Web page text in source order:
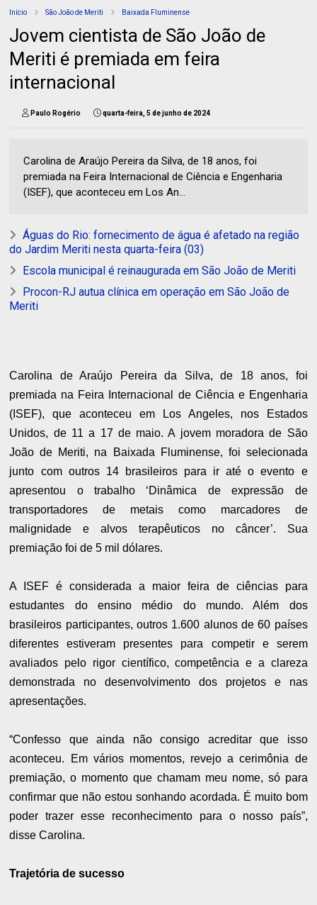
Início São João de Meriti Baixada Fluminense
Jovem cientista de São João de
Meriti é premiada em feira
internacional
Paulo Rogério quarta-feira, 5 de junho de 2024
Carolina de Araújo Pereira da Silva, de 18 anos, foi
premiada na Feira Internacional de Ciência e Engenharia
(ISEF), que aconteceu em Los An...
Águas do Rio: fornecimento de água é afetado na região
do Jardim Meriti nesta quarta-feira (03)
Escola municipal é reinaugurada em São João de Meriti
Procon-RJ autua clínica em operação em São João de
Meriti
Carolina de Araújo Pereira da Silva, de 18 anos, foi
premiada na Feira Internacional de Ciência e Engenharia
(ISEF), que aconteceu em Los Angeles, nos Estados
Unidos, de 11 a 17 de maio. A jovem moradora de São
João de Meriti, na Baixada Fluminense, foi selecionada
junto com outros 14 brasileiros para ir até o evento e
apresentou o trabalho ‘Dinâmica de expressão de
transportadores de metais como marcadores de
malignidade e alvos terapêuticos no câncer’. Sua
premiação foi de 5 mil dólares.
A ISEF é considerada a maior feira de ciências para
estudantes do ensino médio do mundo. Além dos
brasileiros participantes, outros 1.600 alunos de 60 países
diferentes estiveram presentes para competir e serem
avaliados pelo rigor científico, competência e a clareza
demonstrada no desenvolvimento dos projetos e nas
apresentações.
“Confesso que ainda não consigo acreditar que isso
aconteceu. Em vários momentos, revejo a cerimônia de
premiação, o momento que chamam meu nome, só para
confirmar que não estou sonhando acordada. É muito bom
poder trazer esse reconhecimento para o nosso país”,
disse Carolina.
Trajetória de sucesso